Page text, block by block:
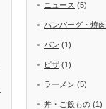
ニュース (5)
ハンバーグ・焼肉
パン (1)
ピザ (1)
ラーメン (5)
丼・ご飯もの (1)